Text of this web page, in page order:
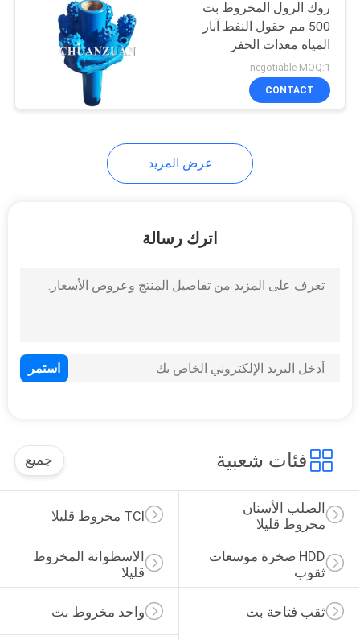
روك الرول المخروط بت
500 مم حقول النفط آبار
المياه معدات الحفر
negotiable MOQ:1
CONTACT
عرض المزيد
اترك رسالة
فئات شعبية جميع
TCI مخروط قليلا
الصلب الأسنان
مخروط قليلا
الاسطوانة المخروط
قليلا
HDD صخرة موسعات
ثقوب
واحد مخروط بت ثقب فتاحة بت